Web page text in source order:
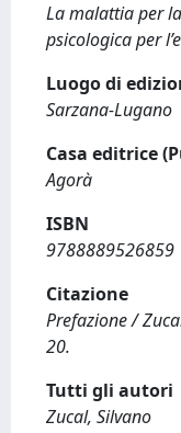
La malattia per
psicologica per
Luogo di
Sarzana-Lugano
Casa editrice
Agorà
ISBN
9788889526859
Citazione
Prefazione /
20.
Tutti gli autori
Zucal, Silvano